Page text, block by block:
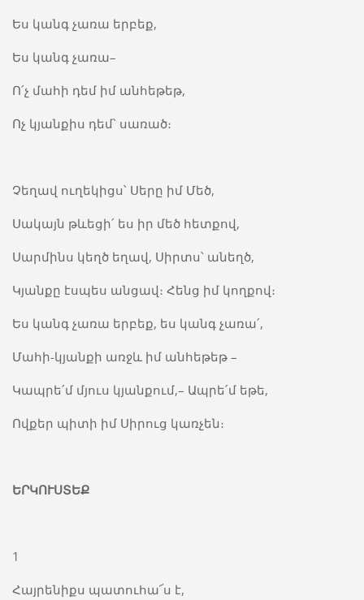
Ես կանգ չառա երբեք,
Ես կանգ չառա–
Ո՛չ մահի դեմ իմ անհեթեթ,
Ոչ կյանքիս դեմ՝ սառած։
Չեղավ ուղեկիցս՝ Սերը իմ Մեծ,
Սակայն թևեցի՛ ես իր մեծ հետքով,
Սարմինս կեղծ եղավ, Սիրտս՝ անեղծ,
Կյանքը էսպես անցավ։ Հենց իմ կողքով։
Ես կանգ չառա երբեք, ես կանգ չառա՛,
Մահի-կյանքի առջև իմ անհեթեթ –
Կապրե՛մ մյուս կյանքում,– Ապրե՛մ եթե,
Ովքեր պիտի իմ Սիրուց կառչեն։
ԵՐԿՈՒՍՏԵՔ
1
Հայրենիքս պատուհա՜ս է,